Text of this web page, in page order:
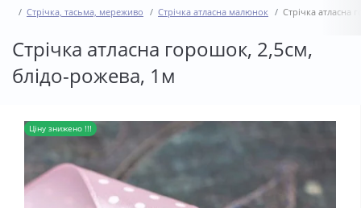
Стрічка, тасьма, мереживо Стрічка атласна малюнок Стрічка атласна
Стрічка атласна горошок, 2,5см,
блідо-рожева, 1м
Ціну знижено !!!